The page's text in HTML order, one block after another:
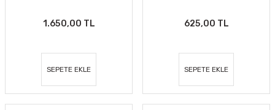
1.650,00 TL
SEPETE EKLE
625,00 TL
SEPETE EKLE